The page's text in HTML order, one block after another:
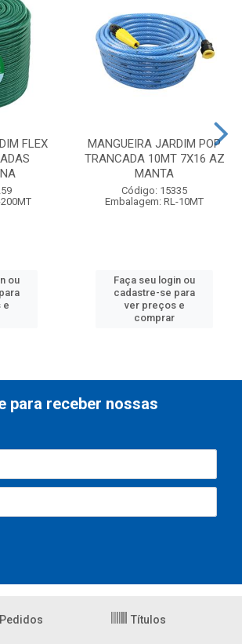
FLEX
ou
e
MANGUEIRA JARDIM POP
TRANCADA 10MT 7X16 AZ
MANTA
Código: 15335
Embalagem: RL-10MT
Faça seu login ou
cadastre-se para
ver preços e
comprar
para receber nossas
Títulos